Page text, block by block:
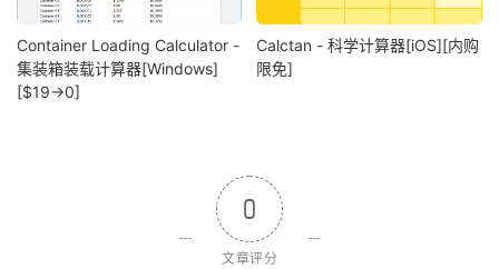
Container Loading Calculator -
集装箱装载计算器[Windows]
[$19→0]
Calctan - 科学计算器[iOS][内购
限免]
0
文章评分